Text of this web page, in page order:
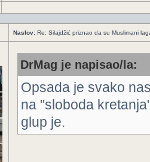
Naslov: Re: Silajdžić priznao da su Muslimani
DrMag je napisao/la:
Opsada je svako
na "sloboda
glup je.